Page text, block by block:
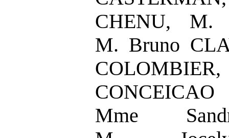
CHENU, M.
M. Bruno
Mme